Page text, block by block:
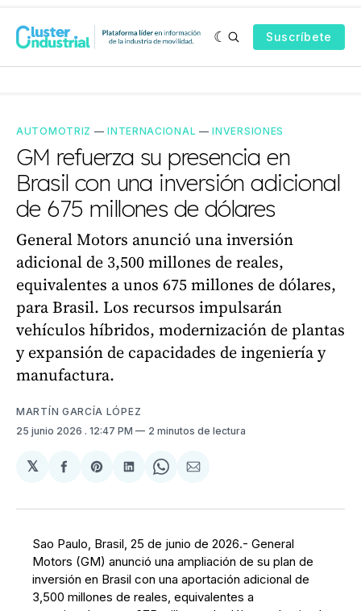
Suscríbete
AUTOMOTRIZ —INTERNACIONAL —INVERSIONES
GM refuerza su presencia en
Brasil con una inversión adicional
de 675 millones de dólares
General Motors anunció una inversión
adicional de 3,500 millones de reales,
equivalentes a unos 675 millones de dólares,
para Brasil. Los recursos impulsarán
vehículos híbridos, modernización de plantas
y expansión de capacidades de ingeniería y
manufactura.
MARTÍN GARCÍA LÓPEZ
25 junio 2026 . 12:47 PM 2 minutos de lectura
𝕏
Compartir
Facebook
Share
Pinterest
Compartir
LinkedIn
Share
WhatsApp
Compartir
Email
Sao Paulo, Brasil, 25 de junio de 2026.- General
Motors (GM) anunció una ampliación de su plan de
inversión en Brasil con una aportación adicional de
3,500 millones de reales, equivalentes a